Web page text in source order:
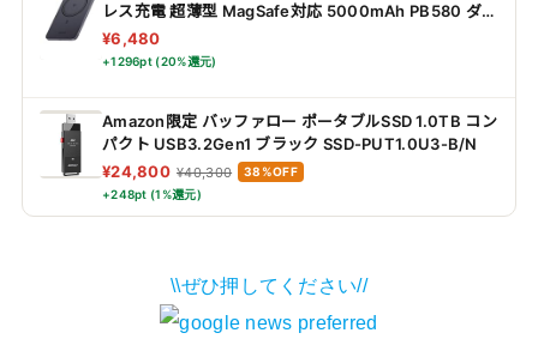
レス充電 超薄型 MagSafe対応 5000mAh PB580 ダー
クグレー
¥6,480
+1296pt (20%還元)
Amazon限定 バッファロー ポータブルSSD 1.0TB コン
パクト USB3.2Gen1 ブラック SSD-PUT1.0U3-B/N
¥24,800 ¥40,300
38%OFF
+248pt (1%還元)
\\ぜひ押してください//